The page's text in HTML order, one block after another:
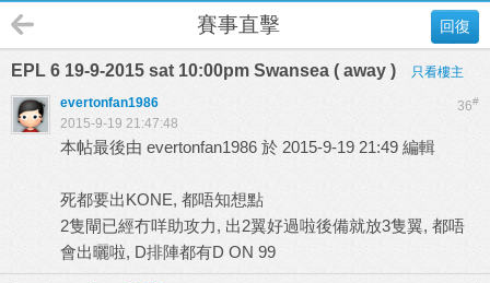
回復
賽事直擊
EPL 6 19-9-2015 sat 10:00pm Swansea ( away ) 只看樓主
36#
evertonfan1986
2015-9-19 21:47:48
本帖最後由 evertonfan1986 於 2015-9-19 21:49 編輯
死都要出KONE, 都唔知想點
2隻閘已經冇咩助攻力, 出2翼好過啦後備就放3隻翼, 都唔
會出曬啦, D排陣都有D ON 99